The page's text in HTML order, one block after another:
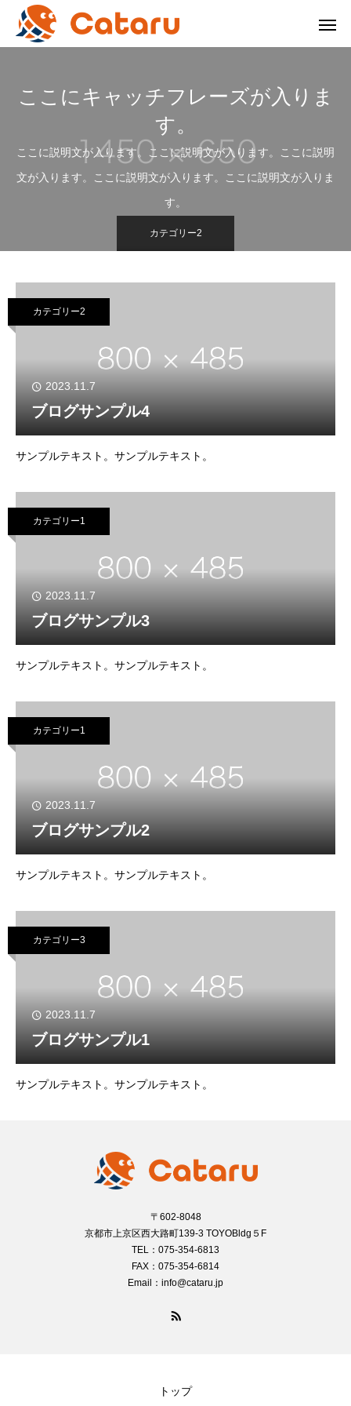
ここにキャッチフレーズが入りま
す。
ここに説明文が入ります。ここに説明文が入ります。ここに説明
文が入ります。ここに説明文が入ります。ここに説明文が入りま
す。
カテゴリー2
カテゴリー2
2023.11.7
ブログサンプル4
サンプルテキスト。サンプルテキスト。
カテゴリー1
2023.11.7
ブログサンプル3
サンプルテキスト。サンプルテキスト。
カテゴリー1
2023.11.7
ブログサンプル2
サンプルテキスト。サンプルテキスト。
カテゴリー3
2023.11.7
ブログサンプル1
サンプルテキスト。サンプルテキスト。
〒602-8048
京都市上京区西大路町139-3 TOYOBldg５F
TEL：075-354-6813
FAX：075-354-6814
Email：info@cataru.jp
トップ